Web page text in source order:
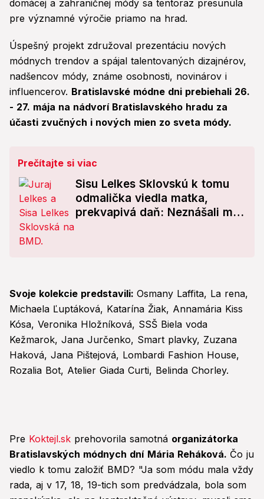
domácej a zahraničnej módy sa tentoraz presunula
pre významné výročie priamo na hrad.
Úspešný projekt združoval prezentáciu nových
módnych trendov a spájal talentovaných dizajnérov,
nadšencov módy, známe osobnosti, novinárov i
influencerov. Bratislavské módne dni prebiehali 26.
- 27. mája na nádvorí Bratislavského hradu za
účasti zvučných i nových mien zo sveta módy.
Prečítajte si viac
Sisu Lelkes Sklovskú k tomu
odmalička viedla matka,
prekvapivá daň: Neznášali ma
Svoje kolekcie predstavili: Osmany Laffita, La rena,
Michaela Ľuptáková, Katarína Žiak, Annamária Kiss
Kósa, Veronika Hložníková, SSŠ Biela voda
Kežmarok, Jana Jurčenko, Smart plavky, Zuzana
Haková, Jana Pištejová, Lombardi Fashion House,
Rozalia Bot, Atelier Giada Curti, Belinda Chorley.
Pre Koktejl.sk prehovorila samotná organizátorka
Bratislavských módnych dní Mária Reháková. Čo ju
viedlo k tomu založiť BMD? "Ja som módu mala vždy
rada, aj v 17, 18, 19-tich som predvádzala, bola som